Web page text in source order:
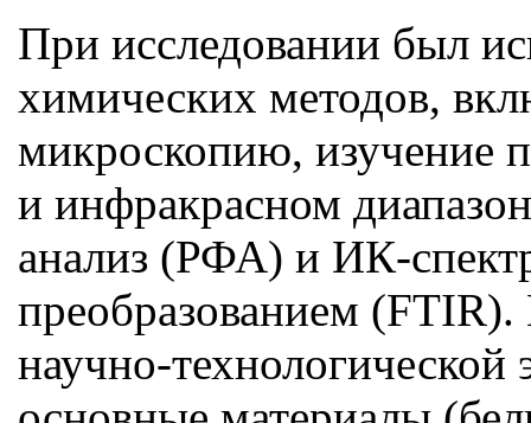
При исследовании был
химических методов,
микроскопию, изучение
и инфракрасном
анализ (РФА) и ИК-
преобразованием
научно-